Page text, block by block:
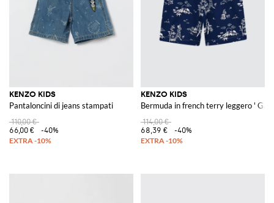
KENZO KIDS
Pantaloncini di jeans stampati
110,00 €
66,00 €
-40%
KENZO KIDS
Bermuda in french terry leggero '
114,00 €
68,39 €
-40%